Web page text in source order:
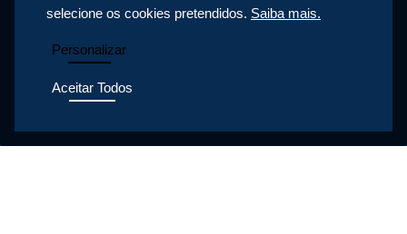
selecione os cookies pretendidos. Saiba mais.
Personalizar
Aceitar Todos